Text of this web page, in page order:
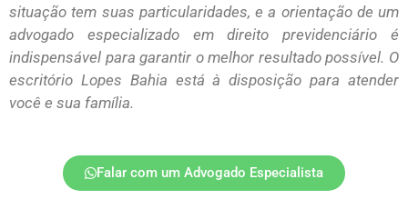
situação tem suas particularidades, e a orientação de um
advogado especializado em direito previdenciário é
indispensável para garantir o melhor resultado possível. O
escritório Lopes Bahia está à disposição para atender
você e sua família.
Falar com um Advogado Especialista